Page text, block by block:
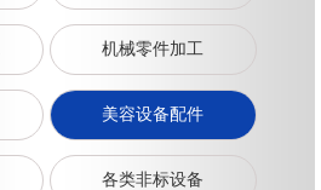
机械零件加工
美容设备配件
各类非标设备